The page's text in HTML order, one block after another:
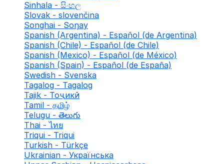
Sinhala - සිංහල
Slovak - slovenčina
Songhai - Soŋay
Spanish (Argentina) - Español (de Argentina)
Spanish (Chile) - Español (de Chile)
Spanish (Mexico) - Español (de México)
Spanish (Spain) - Español (de España)
Swedish - Svenska
Tagalog - Tagalog
Tajik - Тоҷикӣ
Tamil - தமிழ்
Telugu - తెలుగు
Thai - ไทย
Triqui - Triqui
Turkish - Türkçe
Ukrainian - Українська